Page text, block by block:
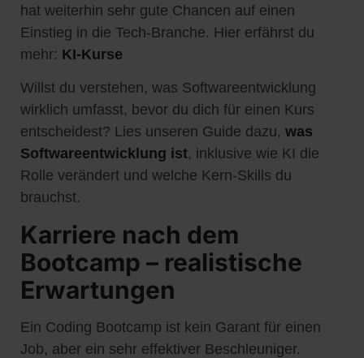
hat weiterhin sehr gute Chancen auf einen
Einstieg in die Tech-Branche. Hier erfährst du
mehr: KI-Kurse
Willst du verstehen, was Softwareentwicklung
wirklich umfasst, bevor du dich für einen Kurs
entscheidest? Lies unseren Guide dazu, was
Softwareentwicklung ist, inklusive wie KI die
Rolle verändert und welche Kern-Skills du
brauchst.
Karriere nach dem
Bootcamp – realistische
Erwartungen
Ein Coding Bootcamp ist kein Garant für einen
Job, aber ein sehr effektiver Beschleuniger.